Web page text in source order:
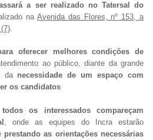
a ser realizado no Tatersal do
naAvenida das Flores, nº 153, a
.
oferecer melhores condições de
ao público, diante da grande
da necessidade de um espaço com
os candidatos
os interessados compareçam
, onde as equipes do Incra estarão
prestando as orientações necessárias